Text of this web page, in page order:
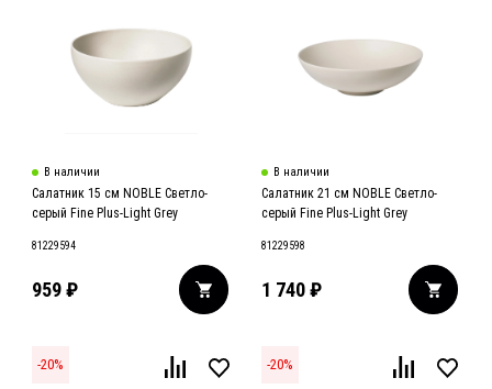
В наличии
Cалатник 15 cм NOBLE Светло-
серый Fine Plus-Light Grey
81229594
959₽
В наличии
Cалатник 21 cм NOBLE Светло-
серый Fine Plus-Light Grey
81229598
1 740 ₽
-20% -20%